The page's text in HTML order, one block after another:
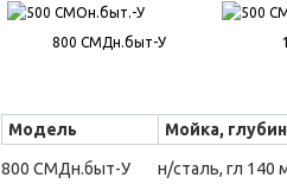
800 СМДн.быт-У
Модель Мойка,
800 СМДн.быт-У н/сталь, гл 140